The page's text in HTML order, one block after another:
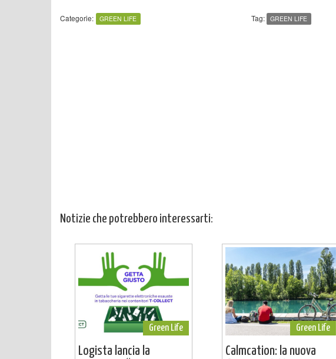
Categorie: GREEN LIFE Tag: GREEN LIFE
Notizie che potrebbero interessarti:
Green Life
Logista lancia la
Green Life
Calmcation: la nuova